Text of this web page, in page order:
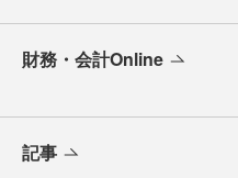
財務・会計Online
記事